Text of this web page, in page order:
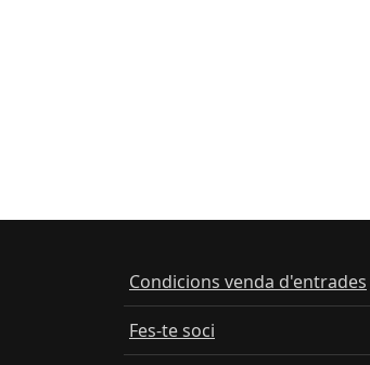
Condicions venda d'entrades
Fes-te soci